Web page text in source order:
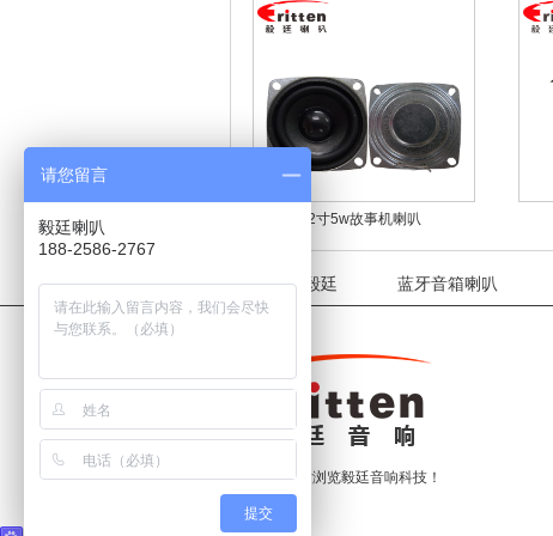
2寸5w故事机喇叭
关于毅廷 蓝牙音箱喇叭
感谢浏览毅廷音响科技！
请您留言
毅廷喇叭
188-2586-2767
提交